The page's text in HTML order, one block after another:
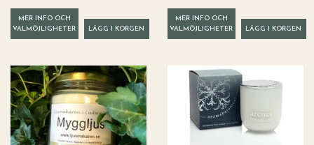
MER INFO OCH
VALMÖJLIGHETER
MER INFO OCH
VALMÖJLIGHETER